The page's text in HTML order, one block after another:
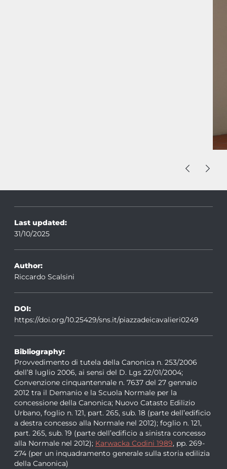
Last updated:
31/10/2025
Author:
Riccardo Scalsini
DOI:
https://doi.org/10.25429/sns.it/piazzadeicavalieri0249
Bibliography:
Provvedimento di tutela della Canonica n. 253/2006
dell’8 luglio 2006, ai sensi del D. Lgs 22/01/2004;
Convenzione cinquantennale n. 7637 del 27 gennaio
2012 tra il Demanio e la Scuola Normale per la
concessione della Canonica; Nuovo Catasto Edilizio
Urbano, foglio n. 121, part. 265, sub. 18 (parte dell’edificio
a destra concesso alla Normale nel 2012); foglio n. 121,
part. 265, sub. 19 (parte dell’edificio a sinistra concesso
alla Normale nel 2012); Karwacka Codini 1989, pp. 269-
274 (per un inquadramento generale sulla storia edilizia
della Canonica)